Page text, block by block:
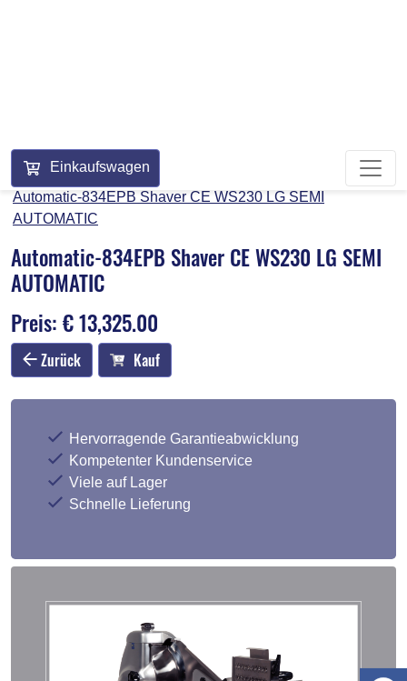
Home Webshop
BERKEL 834 NON CE
Automatic-834EPB Shaver CE WS230 LG SEMI
AUTOMATIC
Automatic-834EPB Shaver CE WS230 LG SEMI
AUTOMATIC
Preis: € 13,325.00
Zurück Kauf
Hervorragende Garantieabwicklung
Kompetenter Kundenservice
Viele auf Lager
Schnelle Lieferung